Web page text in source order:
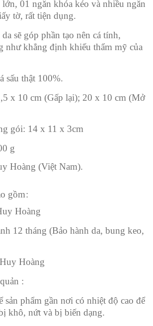
01 ngăn khóa kéo và nhiều ngăn
tờ, rất tiện dụng.
sẽ góp phần tạo nên cá tính,
như khẳng định khiếu thẩm mỹ của
sấu thật 100%.
x 10 cm (Gấp lại); 20 x 10 cm (Mở
gói: 14 x 11 x 3cm
g
Hoàng (Việt Nam).
gồm:
Hoàng
12 tháng (Bảo hành da, bung keo,
Hoàng
:
sản phẩm gần nơi có nhiệt độ cao để
khô, nứt và bị biến dạng.